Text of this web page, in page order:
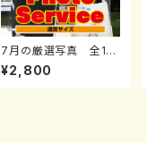
7月の厳選写真 全11
種（通常サイズ）
¥2,800